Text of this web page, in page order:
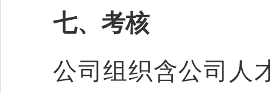
七、考核
公司组织含公司人